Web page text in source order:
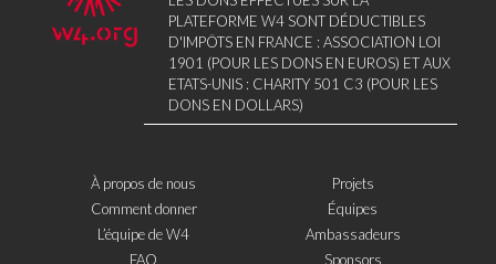
PLATEFORME W4 SONT DÉDUCTIBLES
D'IMPÔTS EN FRANCE : ASSOCIATION LOI
1901 (POUR LES DONS EN EUROS) ET AUX
ETATS-UNIS : CHARITY 501 C3 (POUR LES
DONS EN DOLLARS)
À propos de nous
Comment donner
L’équipe de W4
FAQ
Projets
Équipes
Ambassadeurs
Sponsors